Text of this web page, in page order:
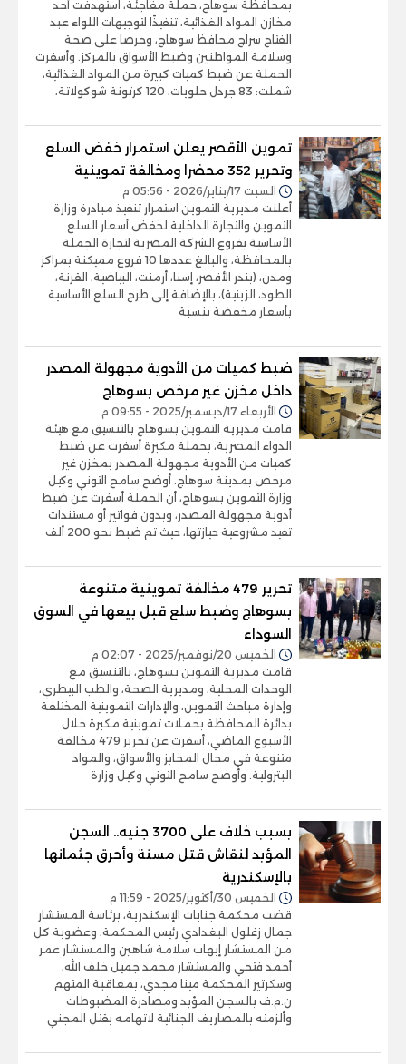
بمحافظة سوهاج، حملة مفاجئة، استهدفت أحد
مخازن المواد الغذائية، تنفيذًا لتوجيهات اللواء عبد
الفتاح سراج محافظ سوهاج، وحرصا على صحة
وسلامة المواطنين وضبط الأسواق بالمركز. وأسفرت
الحملة عن ضبط كميات كبيرة من المواد الغذائية،
شملت: 83 جردل حلويات، 120 كرتونة شوكولاتة،
تموين الأقصر يعلن استمرار خفض السلع
وتحرير 352 محضرا ومخالفة تموينية
السبت 17/يناير/2026 - 05:56 م
أعلنت مديرية التموين استمرار تنفيذ مبادرة وزارة
التموين والتجارة الداخلية لخفض أسعار السلع
الأساسية بفروع الشركة المصرية لتجارة الجملة
بالمحافظة، والبالغ عددها 10 فروع مميكنة بمراكز
ومدن، (بندر الأقصر، إسنا، أرمنت، البياضية، القرنة،
الطود، الزينية)، بالإضافة إلى طرح السلع الأساسية
بأسعار مخفضة بنسبة
ضبط كميات من الأدوية مجهولة المصدر
داخل مخزن غير مرخص بسوهاج
الأربعاء 17/ديسمبر/2025 - 09:55 م
قامت مديرية التموين بسوهاج بالتنسيق مع هيئة
الدواء المصرية، بحملة مكبرة أسفرت عن ضبط
كميات من الأدوية مجهولة المصدر بمخزن غير
مرخص بمدينة سوهاج. أوضح سامح التوني وكيل
وزارة التموين بسوهاج، أن الحملة أسفرت عن ضبط
أدوية مجهولة المصدر، وبدون فواتير أو مستندات
تفيد مشروعية حيازتها، حيث تم ضبط نحو 200 ألف
تحرير 479 مخالفة تموينية متنوعة
بسوهاج وضبط سلع قبل بيعها في السوق
السوداء
الخميس 20/نوفمبر/2025 - 02:07 م
قامت مديرية التموين بسوهاج، بالتنسيق مع
الوحدات المحلية، ومديرية الصحة، والطب البيطري،
وإدارة مباحث التموين، والإدارات التموينية المختلفة
بدائرة المحافظة بحملات تموينية مكبرة خلال
الأسبوع الماضي، أسفرت عن تحرير 479 مخالفة
متنوعة في مجال المخابز والأسواق، والمواد
البترولية. وأوضح سامح التوني وكيل وزارة
بسبب خلاف على 3700 جنيه.. السجن
المؤبد لنقاش قتل مسنة وأحرق جثمانها
بالإسكندرية
الخميس 30/أكتوبر/2025 - 11:59 م
قضت محكمة جنايات الإسكندرية، برئاسة المستشار
جمال زغلول البغدادي رئيس المحكمة، وعضوية كل
من المستشار إيهاب سلامة شاهين والمستشار عمر
أحمد فتحي والمستشار محمد جميل خلف الله،
وسكرتير المحكمة مينا مجدي، بمعاقبة المتهم
ن.م.ف بالسجن المؤبد ومصادرة المضبوطات
وألزمته بالمصاريف الجنائية لاتهامه بقتل المجني